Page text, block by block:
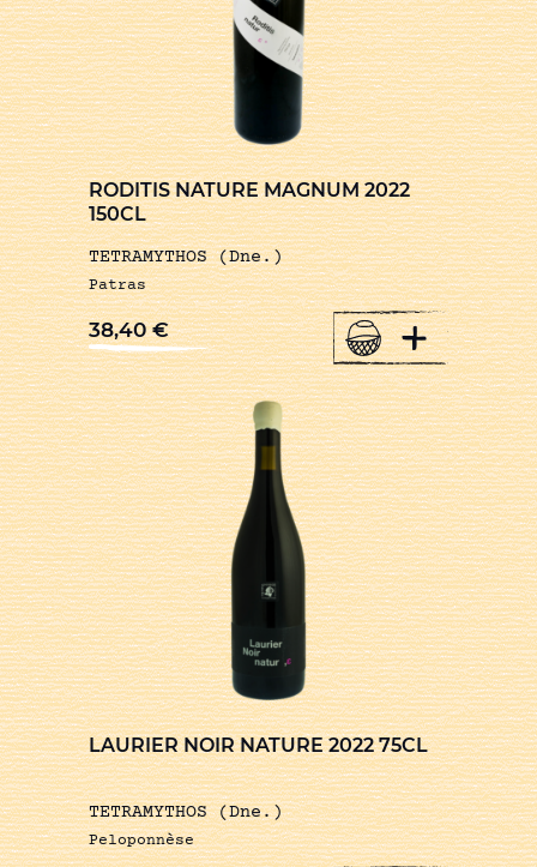
RODITIS NATURE MAGNUM 2022
150CL
TETRAMYTHOS (Dne.)
Patras
38,40€ +
LAURIER NOIR NATURE 2022 75CL
TETRAMYTHOS (Dne.)
Peloponnèse